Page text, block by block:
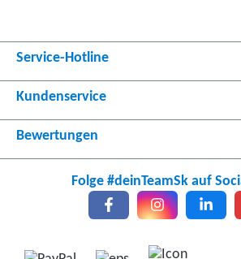
Service-Hotline
Kundenservice
Bewertungen
Folge #deinTeamSk auf